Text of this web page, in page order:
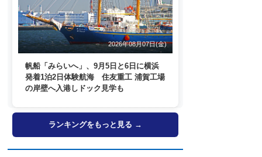
2026年08月07日(金)
帆船「みらいへ」、9月5日と6日に横浜
発着1泊2日体験航海 住友重工 浦賀工場
の岸壁へ入港しドック見学も
ランキングをもっと見る →